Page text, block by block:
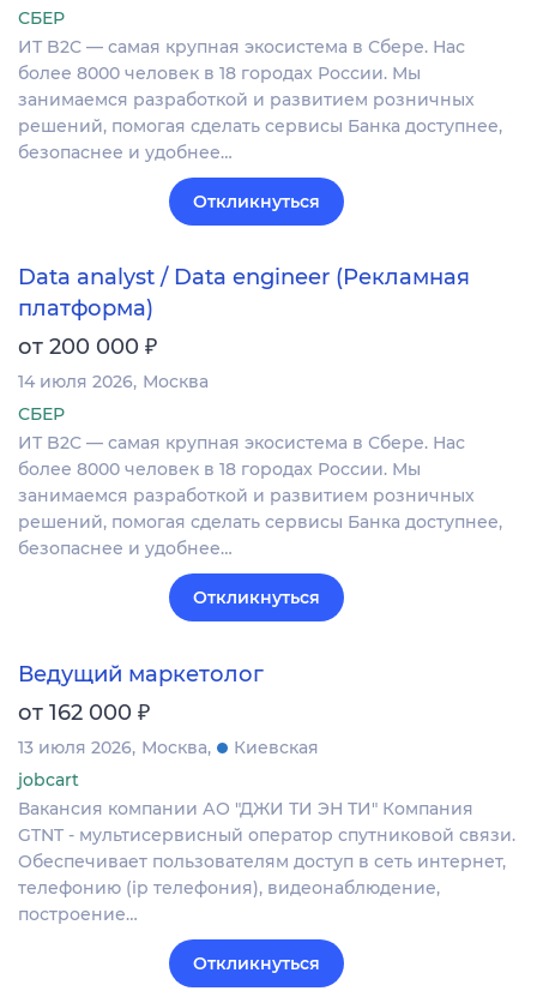
СБЕР
ИТ B2C — самая крупная экосистема в Сбере. Нас
более 8000 человек в 18 городах России. Мы
занимаемся разработкой и развитием розничных
решений, помогая сделать сервисы Банка доступнее,
безопаснее и удобнее…
Откликнуться
Data analyst / Data engineer (Рекламная
платформа)
от 200 000 ₽
14 июля 2026 Москва
СБЕР
ИТ B2C — самая крупная экосистема в Сбере. Нас
более 8000 человек в 18 городах России. Мы
занимаемся разработкой и развитием розничных
решений, помогая сделать сервисы Банка доступнее,
безопаснее и удобнее…
Откликнуться
Ведущий маркетолог
от 162 000 ₽
13 июля 2026 Москва
Киевская
jobcart
Вакансия компании АО "ДЖИ ТИ ЭН ТИ" Компания
GTNT - мультисервисный оператор спутниковой связи.
Обеспечивает пользователям доступ в сеть интернет,
телефонию (ip телефония), видеонаблюдение,
построение…
Откликнуться